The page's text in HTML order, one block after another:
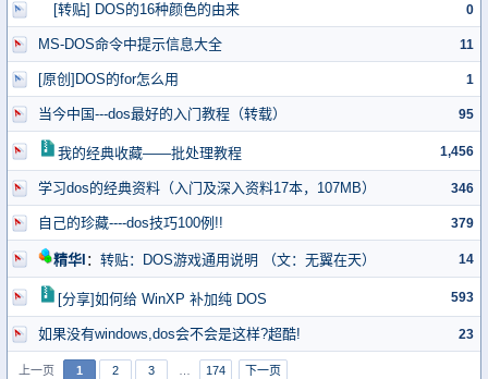
[转贴] DOS的16种颜色的由来 0
MS-DOS命令中提示信息大全 11
[原创]DOS的for怎么用 1
当今中国---dos最好的入门教程（转载） 95
我的经典收藏——批处理教程 1,456
学习dos的经典资料（入门及深入资料17本，107MB） 346
自己的珍藏----dos技巧100例!! 379
精华I ：转贴：DOS游戏通用说明 （文：无翼在天） 14
[分享]如何给 WinXP 补加纯 DOS 593
如果没有windows,dos会不会是这样?超酷! 23
上一页 1 2 3 174 下一页